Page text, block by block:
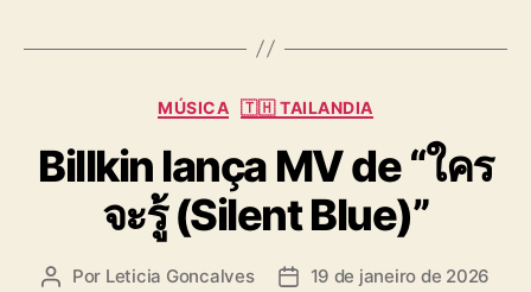
C
e
g
o
MÚSICA 🇹🇭 TAILANDIA
Billkin lança MV de “ใคร
จะรู้ (Silent Blue)”
A Por Leticia Goncalves
D 19 de janeiro de 2026